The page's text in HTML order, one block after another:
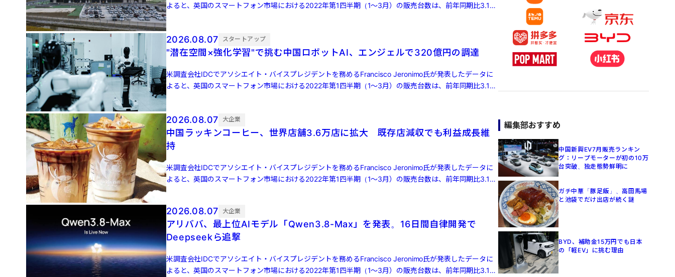
よると、英国のスマートフォン市場における2022年第1四半期（1～3月）の販売台数は、前年同期比3.1%
増 […]
2026.08.07 スタートアップ
"潜在空間×強化学習"で挑む中国ロボットAI、エンジェルで320億円の調達
米調査会社IDCでアソシエイト・バイスプレジデントを務めるFrancisco Jeronimo氏が発表したデータに
よると、英国のスマートフォン市場における2022年第1四半期（1～3月）の販売台数は、前年同期比3.1%
増 […]
2026.08.07 大企業
中国ラッキンコーヒー、世界店舗3.6万店に拡大 既存店減収でも利益成長維
持
米調査会社IDCでアソシエイト・バイスプレジデントを務めるFrancisco Jeronimo氏が発表したデータに
よると、英国のスマートフォン市場における2022年第1四半期（1～3月）の販売台数は、前年同期比3.1%
増 […]
2026.08.07 大企業
アリババ、最上位AIモデル「Qwen3.8-Max」を発表。16日間自律開発で
Deepseekら追撃
米調査会社IDCでアソシエイト・バイスプレジデントを務めるFrancisco Jeronimo氏が発表したデータに
よると、英国のスマートフォン市場における2022年第1四半期（1～3月）の販売台数は、前年同期比3.1%
編集部おすすめ
中国新興EV7月販売ランキン
グ：リープモーターが初の10万
台突破、独走態勢鮮明に
ガチ中華「豚足飯」、高田馬場
と池袋でだけ出店が続く謎
BYD、補助金15万円でも日本
の「軽EV」に挑む理由